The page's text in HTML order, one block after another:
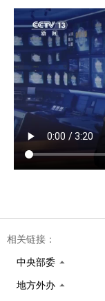
相关链接：
中央部委
地方外办